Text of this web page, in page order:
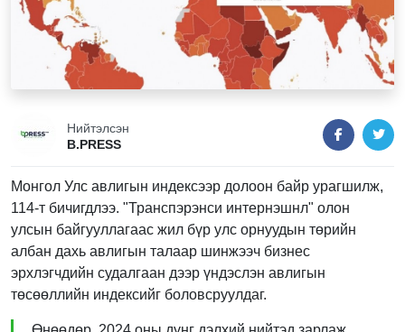
Нийтэлсэн
B.PRESS
Монгол Улс авлигын индексээр долоон байр урагшилж,
114-т бичигдлээ. "Транспэрэнси интернэшнл" олон
улсын байгууллагаас жил бүр улс орнуудын төрийн
албан дахь авлигын талаар шинжээч бизнес
эрхлэгчдийн судалгаан дээр үндэслэн авлигын
төсөөллийн индексийг боловсруулдаг.